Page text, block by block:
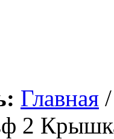
Главная
2